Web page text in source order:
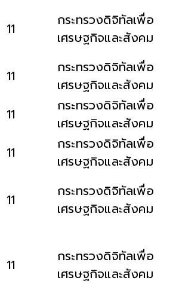
11
กระทรวงดิจิทัลเพื่อ
เศรษฐกิจและสังคม
11
กระทรวงดิจิทัลเพื่อ
เศรษฐกิจและสังคม
11
กระทรวงดิจิทัลเพื่อ
เศรษฐกิจและสังคม
11
กระทรวงดิจิทัลเพื่อ
เศรษฐกิจและสังคม
11
กระทรวงดิจิทัลเพื่อ
เศรษฐกิจและสังคม
11
กระทรวงดิจิทัลเพื่อ
เศรษฐกิจและสังคม